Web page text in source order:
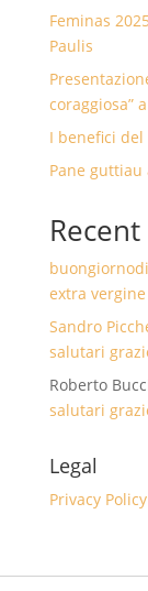
Feminas
Paulis
coraggiosa”
I benefici
Pane guttiau
extra
Sandro
salutari
Roberto
salutari
Legal
Privacy Policy